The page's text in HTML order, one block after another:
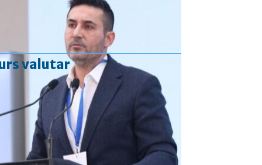
valutar
Curs valutar: 06 Aug 2026
EUR
: 5,2513 RON
+0,0024 ▲
USD: 4,5507 RON
+0,0027 ▲
CHF
: 5,6221 RON
+0,0011 ▲
GBP: 6,1236 RON
-0,0008 ▼